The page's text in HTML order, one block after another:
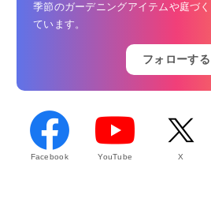
季節のガーデニングアイテムや庭づ
ています。
フォローする
Facebook YouTube X